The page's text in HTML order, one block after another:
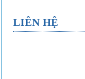
LIÊN HỆ